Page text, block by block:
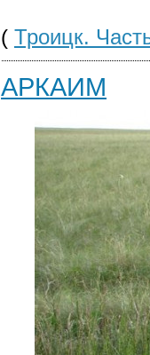
( Троицк.
АРКАИМ